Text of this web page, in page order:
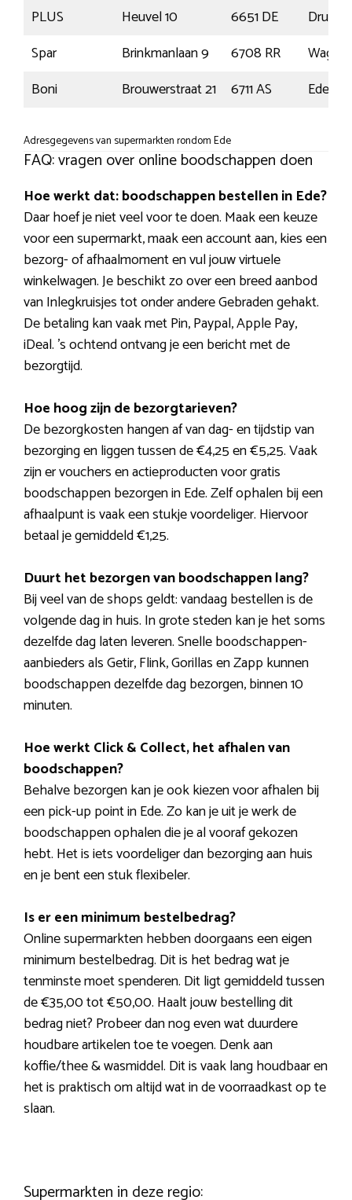
PLUS
Heuvel 10 6651 DE
Druten
Spar
Brinkmanlaan 9 6708 RR
Boni
Brouwerstraat 21 6711 AS Ede
Adresgegevens van supermarkten rondom Ede
FAQ: vragen over online boodschappen doen
Hoe werkt dat: boodschappen bestellen in Ede?
Daar hoef je niet veel voor te doen. Maak een keuze
voor een supermarkt, maak een account aan, kies een
bezorg- of afhaalmoment en vul jouw virtuele
winkelwagen. Je beschikt zo over een breed aanbod
van Inlegkruisjes tot onder andere Gebraden gehakt.
De betaling kan vaak met Pin, Paypal, Apple Pay,
iDeal. ’s ochtend ontvang je een bericht met de
bezorgtijd.
Hoe hoog zijn de bezorgtarieven?
De bezorgkosten hangen af van dag- en tijdstip van
bezorging en liggen tussen de €4,25 en €5,25. Vaak
zijn er vouchers en actieproducten voor gratis
boodschappen bezorgen in Ede. Zelf ophalen bij een
afhaalpunt is vaak een stukje voordeliger. Hiervoor
betaal je gemiddeld €1,25.
Duurt het bezorgen van boodschappen lang?
Bij veel van de shops geldt: vandaag bestellen is de
volgende dag in huis. In grote steden kan je het soms
dezelfde dag laten leveren. Snelle boodschappen-
aanbieders als Getir, Flink, Gorillas en Zapp kunnen
boodschappen dezelfde dag bezorgen, binnen 10
minuten.
Hoe werkt Click & Collect, het afhalen van
boodschappen?
Behalve bezorgen kan je ook kiezen voor afhalen bij
een pick-up point in Ede. Zo kan je uit je werk de
boodschappen ophalen die je al vooraf gekozen
hebt. Het is iets voordeliger dan bezorging aan huis
en je bent een stuk flexibeler.
Is er een minimum bestelbedrag?
Online supermarkten hebben doorgaans een eigen
minimum bestelbedrag. Dit is het bedrag wat je
tenminste moet spenderen. Dit ligt gemiddeld tussen
de €35,00 tot €50,00. Haalt jouw bestelling dit
bedrag niet? Probeer dan nog even wat duurdere
houdbare artikelen toe te voegen. Denk aan
koffie/thee & wasmiddel. Dit is vaak lang houdbaar en
het is praktisch om altijd wat in de voorraadkast op te
slaan.
Supermarkten in deze regio: